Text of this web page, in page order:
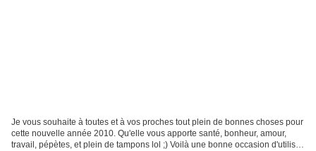
Je vous souhaite à toutes et à vos proches tout plein de bonnes choses pour
cette nouvelle année 2010. Qu'elle vous apporte santé, bonheur, amour,
travail, pépètes, et plein de tampons lol ;) Voilà une bonne occasion d'utiliser